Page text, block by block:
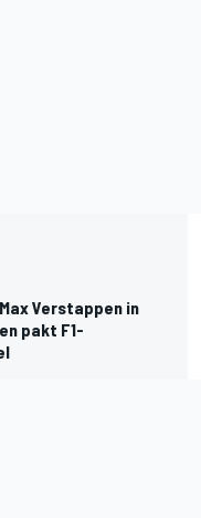
Verstappen in
pakt F1-